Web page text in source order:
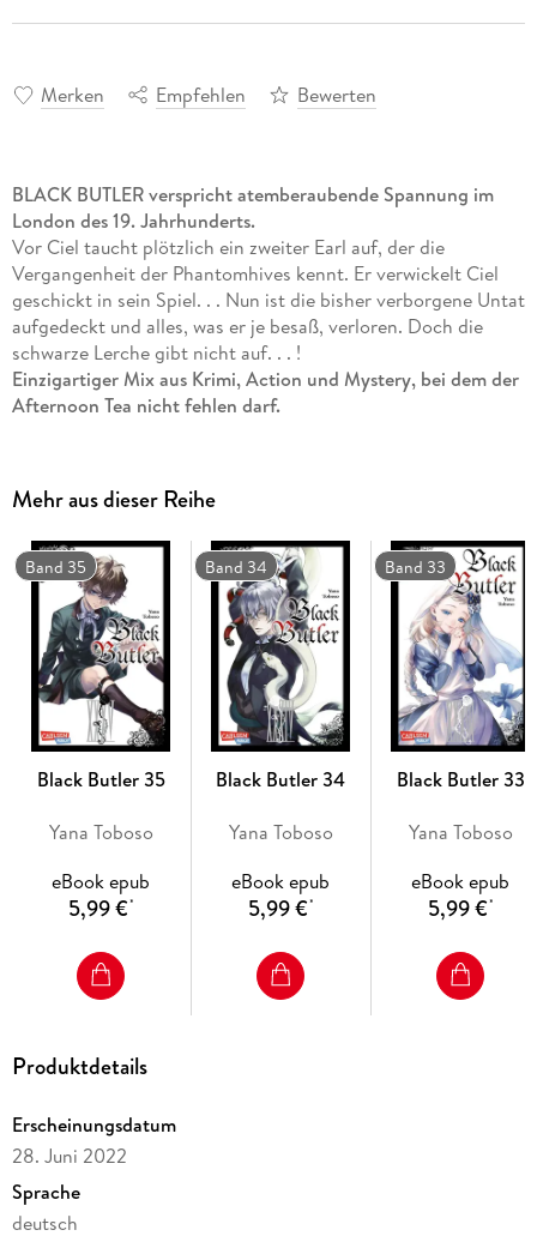
Merken Empfehlen Bewerten
BLACK BUTLER verspricht atemberaubende Spannung im
London des 19. Jahrhunderts.
Vor Ciel taucht plötzlich ein zweiter Earl auf, der die
Vergangenheit der Phantomhives kennt. Er verwickelt Ciel
geschickt in sein Spiel. . . Nun ist die bisher verborgene Untat
aufgedeckt und alles, was er je besaß, verloren. Doch die
schwarze Lerche gibt nicht auf. . . !
Einzigartiger Mix aus Krimi, Action und Mystery, bei dem der
Afternoon Tea nicht fehlen darf.
- Artbook und Character Guide zum Manga
- Anime auf Netflix
- Anime-DVD/Blu-ray von KAZÉ Anime
- Kinofilm
- Live-Action-Film
- Die Serie gilt als noch nicht abgeschlossen.
Mehr aus dieser Reihe
Band 35
Black Butler 35
Yana Toboso
eBook epub
5,99 €*
Band 34
Black Butler 34
Yana Toboso
eBook epub
5,99 €*
Band 33
Black Butler 33
Yana Toboso
eBook epub
5,99 €*
Produktdetails
Erscheinungsdatum
28. Juni 2022
Sprache
deutsch